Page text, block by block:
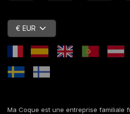
€ EUR
Ma Coque est une entreprise familiale